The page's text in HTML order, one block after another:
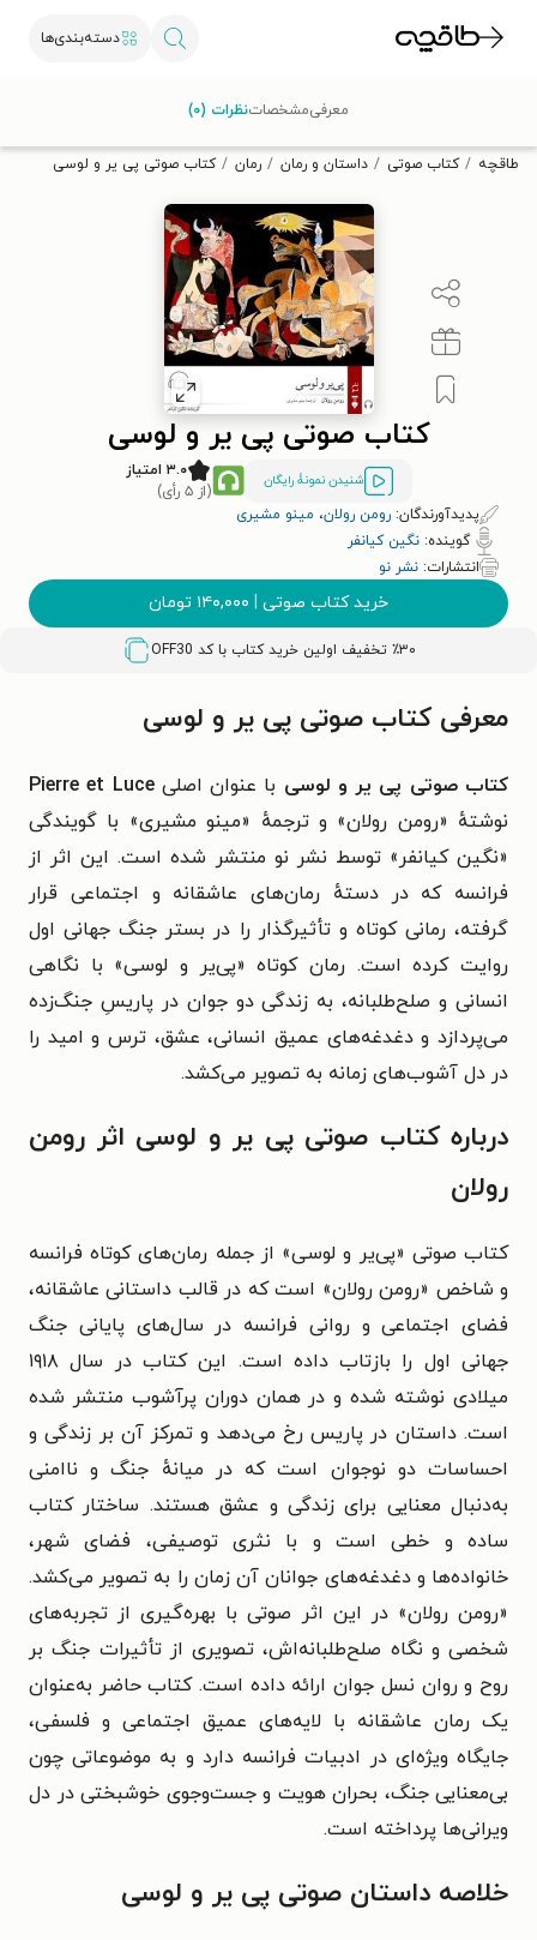
دسته‌بندی‌ها
تخفیف از طاقچه دریافت کن.
طاقچه کتاب صوتی داستان و رمان رمان کتاب صوتی پی‌ یر و لوسی
کتاب صوتی پی‌ یر و لوسی
شنیدن نمونۀ رایگان
۳.۰ امتیاز
(از ۵ رأی)
پدیدآورندگان: رومن رولان، مینو مشیری
گوینده: نگین کیانفر
انتشارات: نشر نو
خرید کتاب صوتی | ۱۴۰,۰۰۰ تومان
٪۳۰ تخفیف اولین خرید کتاب با کد OFF30
معرفیمشخصاتنظرات (۰)
معرفی کتاب صوتی پی‌ یر و لوسی
کتاب صوتی پی یر و لوسی با عنوان اصلیPierre et Luce
نوشتهٔ «رومن رولان» و ترجمهٔ «مینو مشیری» با گویندگی
«نگین کیانفر» توسط نشر نو منتشر شده است. این اثر از
فرانسه که در دستهٔ رمان‌های عاشقانه و اجتماعی قرار
گرفته، رمانی کوتاه و تأثیرگذار را در بستر جنگ جهانی اول
روایت کرده است. رمان کوتاه «پی‌یر و لوسی» با نگاهی
انسانی و صلح‌طلبانه، به زندگی دو جوان در پاریسِ جنگ‌زده
می‌پردازد و دغدغه‌های عمیق انسانی، عشق، ترس و امید را
در دل آشوب‌های زمانه به تصویر می‌کشد.
درباره کتاب صوتی پی‌ یر و لوسی اثر رومن
رولان
کتاب صوتی «پی‌یر و لوسی» از جمله رمان‌های کوتاه فرانسه
و شاخص «رومن رولان» است که در قالب داستانی عاشقانه،
فضای اجتماعی و روانی فرانسه در سال‌های پایانی جنگ
جهانی اول را بازتاب داده است. این کتاب در سال ۱۹۱۸
میلادی نوشته شده و در همان دوران پرآشوب منتشر شده
است. داستان در پاریس رخ می‌دهد و تمرکز آن بر زندگی و
احساسات دو نوجوان است که در میانهٔ جنگ و ناامنی
به‌دنبال معنایی برای زندگی و عشق هستند. ساختار کتاب
ساده و خطی است و با نثری توصیفی، فضای شهر،
خانواده‌ها و دغدغه‌های جوانان آن زمان را به تصویر می‌کشد.
«رومن رولان» در این اثر صوتی با بهره‌گیری از تجربه‌های
شخصی و نگاه صلح‌طلبانه‌اش، تصویری از تأثیرات جنگ بر
روح و روان نسل جوان ارائه داده است. کتاب حاضر به‌عنوان
یک رمان عاشقانه با لایه‌های عمیق اجتماعی و فلسفی،
جایگاه ویژه‌ای در ادبیات فرانسه دارد و به موضوعاتی چون
بی‌معنایی جنگ، بحران هویت و جست‌وجوی خوشبختی در دل
ویرانی‌ها پرداخته است.
خلاصه داستان صوتی پی‌ یر و لوسی